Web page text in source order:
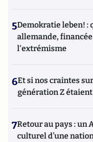
5Demokratie leben! :
allemande,
l'extrémisme
6Et si nos craintes
génération Z
7Retour au pays : un
culturel d’une